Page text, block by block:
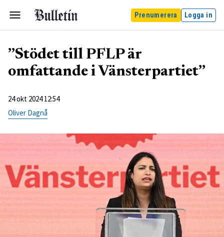
Prenumerera Logga in
”Stödet till PFLP är
omfattande i Vänsterpartiet”
24 okt 2024 12:54
Oliver Dagnå